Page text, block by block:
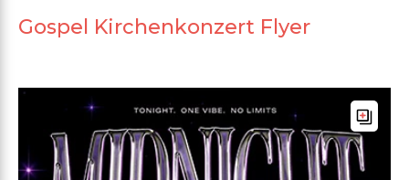
Gospel Kirchenkonzert Flyer